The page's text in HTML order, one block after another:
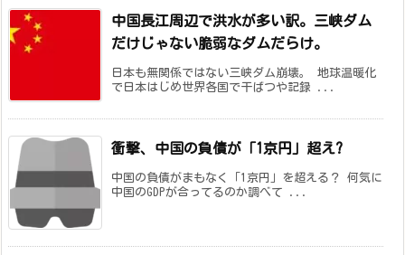
中国長江周辺で洪水が多い訳。三峡ダム
だけじゃない脆弱なダムだらけ。
日本も無関係ではない三峡ダム崩壊。 地球温暖化
で日本はじめ世界各国で干ばつや記録 ...
衝撃、中国の負債が「1京円」超え?
中国の負債がまもなく「1京円」を超える？ 何気に
中国のGDPが合ってるのか調べて ...